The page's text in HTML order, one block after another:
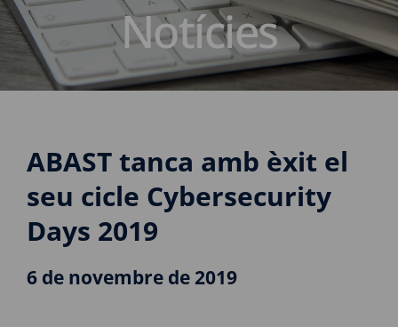
Notícies
ABAST tanca amb èxit el
seu cicle Cybersecurity
Days 2019
6 de novembre de 2019